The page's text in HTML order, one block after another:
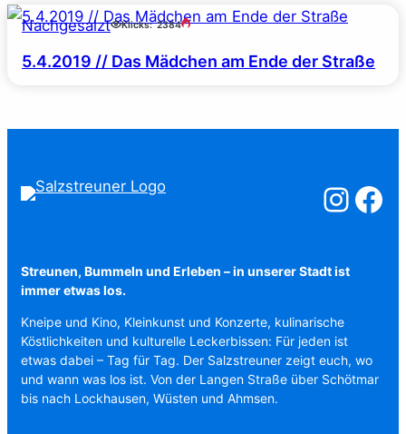
Nachgesalzt Klicks: 2384
5.4.2019 // Das Mädchen am Ende der Straße
Salzstreuner
Streunen, Bummeln und Erleben – in unserer Stadt ist
immer etwas los.
Kneipe und Kino, Kleinkunst und Konzerte, kulinarische
Köstlichkeiten und kulturelle Leckerbissen: Für jeden ist
etwas dabei – Tag für Tag. Der Salzstreuner zeigt euch, wo
und wann was los ist. Von der Langen Straße über Schötmar
bis nach Lockhausen, Wüsten und Ahmsen.